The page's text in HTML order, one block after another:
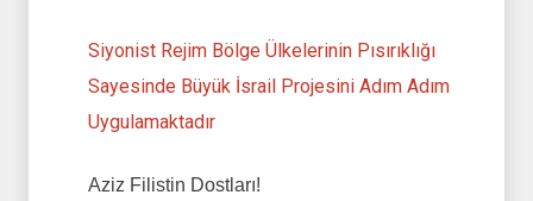
Siyonist Rejim Bölge Ülkelerinin Pısırıklığı
Sayesinde Büyük İsrail Projesini Adım Adım
Uygulamaktadır
Aziz Filistin Dostları!